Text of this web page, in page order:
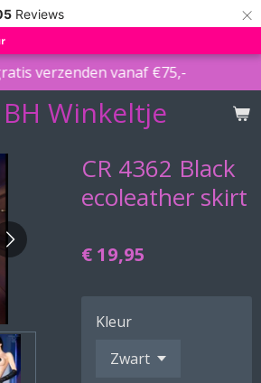
Reviews ×
Winkeltje
verzenden vanaf €75,-
CR 4362 Black
ecoleather skirt
€ 19,95
Kleur